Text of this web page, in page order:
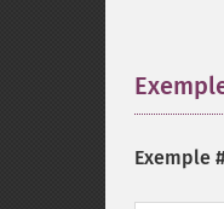
Exemple